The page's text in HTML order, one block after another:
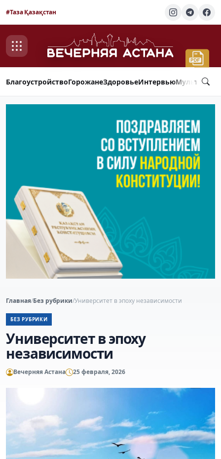
#Таза Қазақстан
БлагоустройствоГорожанеЗдоровьеИнтервью
Главная/Без рубрики/Университет в эпоху независимости
БЕЗ РУБРИКИ
Университет в эпоху
независимости
Вечерняя Астана 25 февраля, 2026